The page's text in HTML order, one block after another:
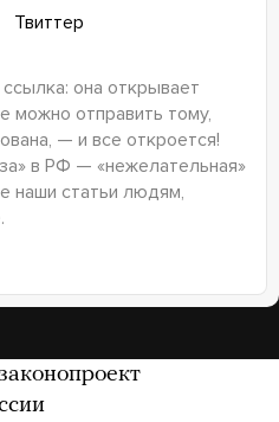
Твиттер
она открывает
можно отправить тому,
— и все откроется!
в РФ — «нежелательная»
наши статьи людям,